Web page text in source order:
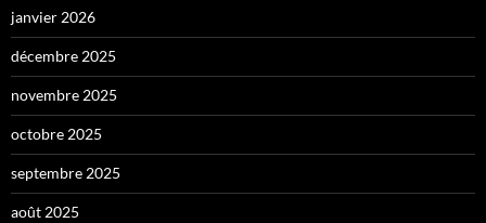
janvier 2026
décembre 2025
novembre 2025
octobre 2025
septembre 2025
août 2025